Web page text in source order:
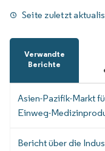
Seite zuletzt
Verwandte
Berichte
Asien-Pazifik-Markt
Einweg-
Bericht über die